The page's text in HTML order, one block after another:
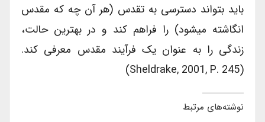
باید بتواند دسترسی به تقدس (هر آن چه که مقدس
انگاشته میشود) را فراهم کند و در بهترین حالت،
زندگی را به عنوان یک فرآیند مقدس معرفی کند.
نوشته‌های مرتبط